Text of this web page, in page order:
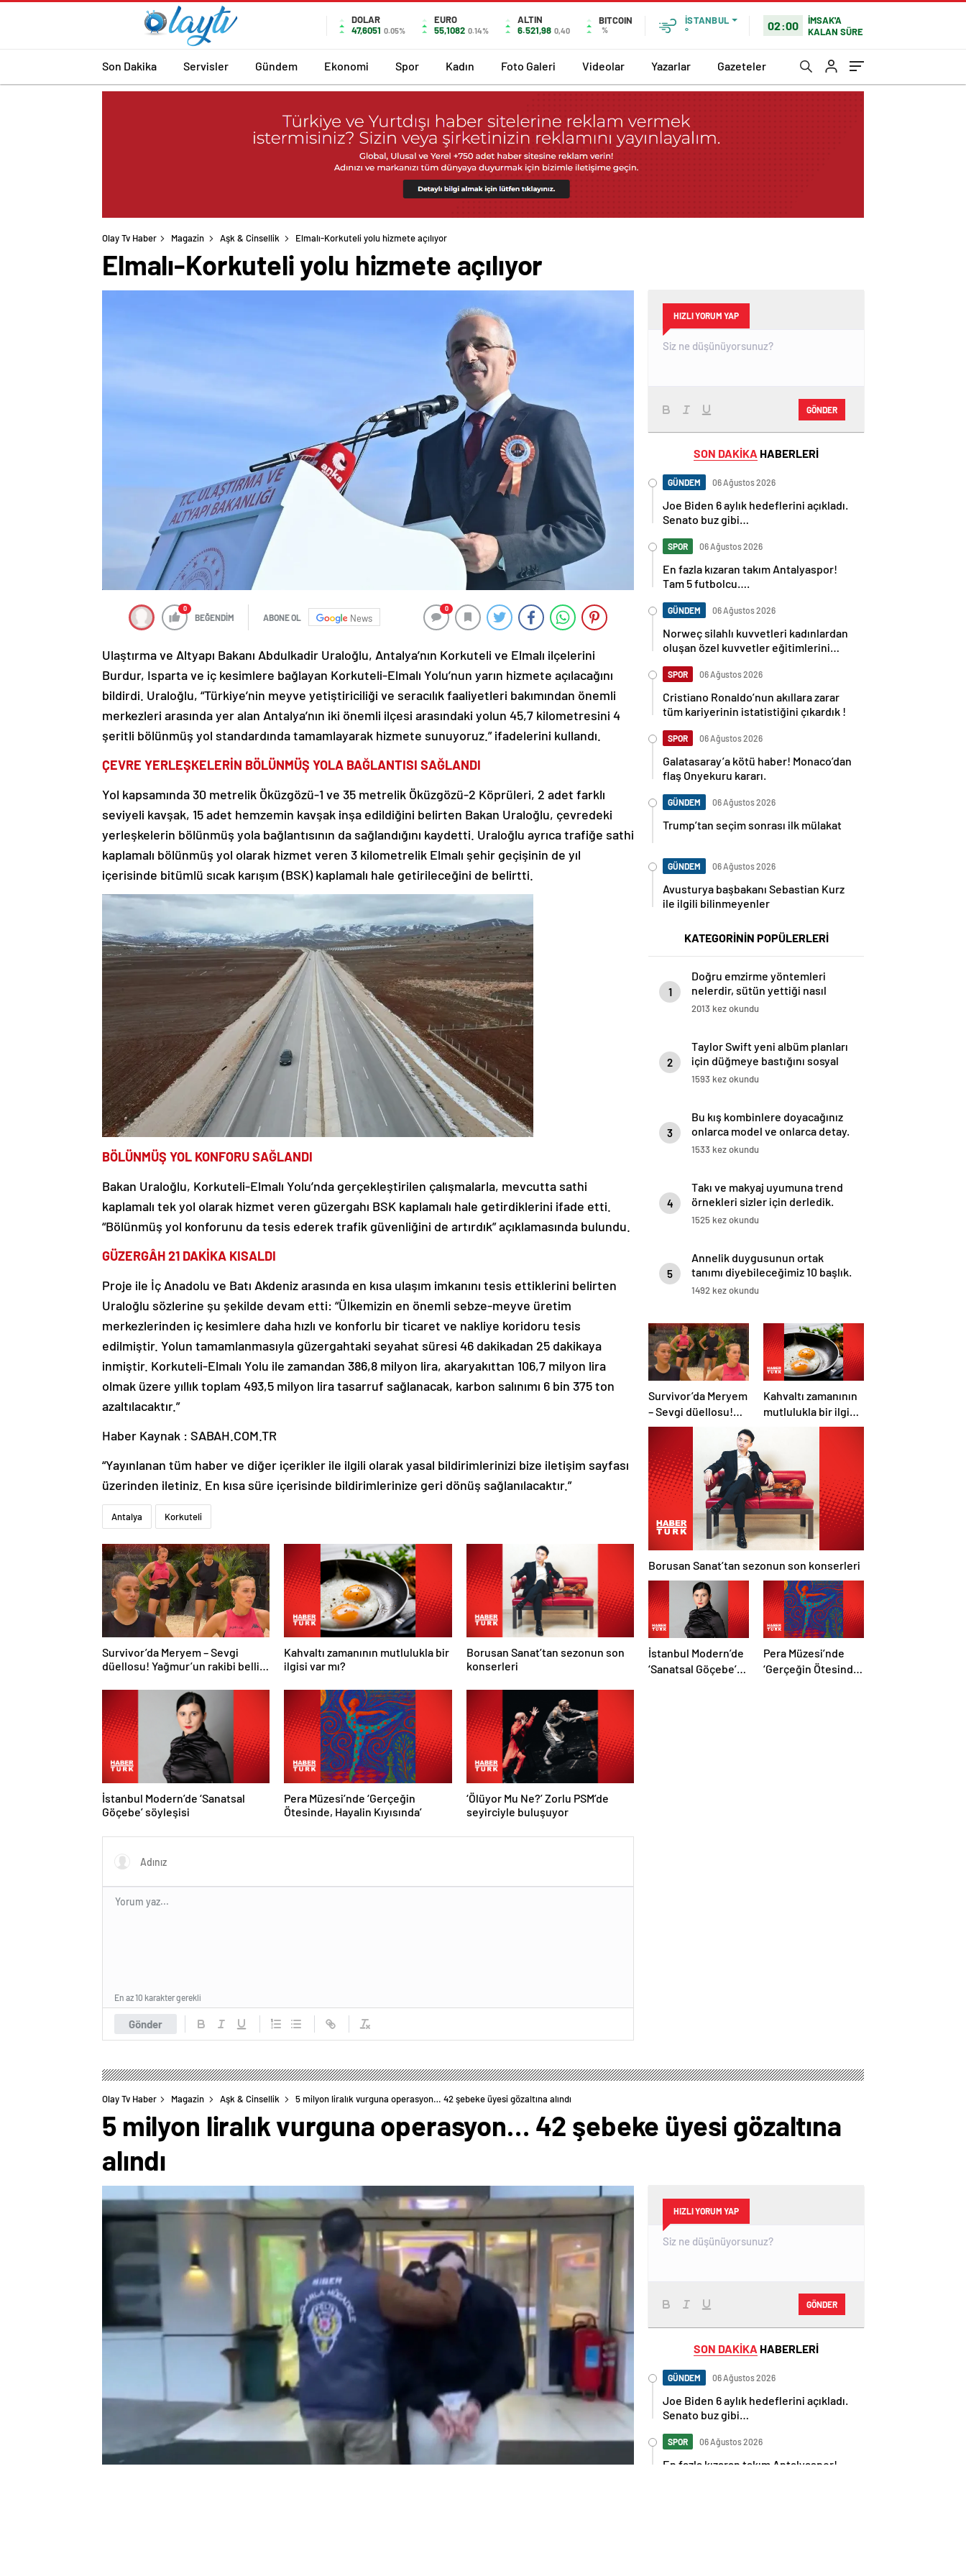
DOLAR
47,6051 0.05%
EURO
55,1082 0.14%
ALTIN
6.521,98 0,40
BITCOIN
%
İSTANBUL
°
02:00
İMSAK'A
KALAN SÜRE
Son Dakika Servisler Gündem Ekonomi Spor Kadın Foto Galeri Videolar Yazarlar Gazeteler
Olay Tv Haber Magazin Aşk & Cinsellik Elmalı-Korkuteli yolu hizmete açılıyor
Elmalı-Korkuteli yolu hizmete açılıyor
0
BEĞENDİM ABONE OL News
0
Ulaştırma ve Altyapı Bakanı Abdulkadir Uraloğlu, Antalya’nın Korkuteli ve Elmalı ilçelerini
Burdur, Isparta ve iç kesimlere bağlayan Korkuteli-Elmalı Yolu’nun yarın hizmete açılacağını
bildirdi. Uraloğlu, “Türkiye’nin meyve yetiştiriciliği ve seracılık faaliyetleri bakımından önemli
merkezleri arasında yer alan Antalya’nın iki önemli ilçesi arasındaki yolun 45,7 kilometresini 4
şeritli bölünmüş yol standardında tamamlayarak hizmete sunuyoruz.” ifadelerini kullandı.
ÇEVRE YERLEŞKELERİN BÖLÜNMÜŞ YOLA BAĞLANTISI SAĞLANDI
Yol kapsamında 30 metrelik Öküzgözü-1 ve 35 metrelik Öküzgözü-2 Köprüleri, 2 adet farklı
seviyeli kavşak, 15 adet hemzemin kavşak inşa edildiğini belirten Bakan Uraloğlu, çevredeki
yerleşkelerin bölünmüş yola bağlantısının da sağlandığını kaydetti. Uraloğlu ayrıca trafiğe sathi
kaplamalı bölünmüş yol olarak hizmet veren 3 kilometrelik Elmalı şehir geçişinin de yıl
içerisinde bitümlü sıcak karışım (BSK) kaplamalı hale getirileceğini de belirtti.
BÖLÜNMÜŞ YOL KONFORU SAĞLANDI
Bakan Uraloğlu, Korkuteli-Elmalı Yolu’nda gerçekleştirilen çalışmalarla, mevcutta sathi
kaplamalı tek yol olarak hizmet veren güzergahı BSK kaplamalı hale getirdiklerini ifade etti.
“Bölünmüş yol konforunu da tesis ederek trafik güvenliğini de artırdık” açıklamasında bulundu.
GÜZERGÂH 21 DAKİKA KISALDI
Proje ile İç Anadolu ve Batı Akdeniz arasında en kısa ulaşım imkanını tesis ettiklerini belirten
Uraloğlu sözlerine şu şekilde devam etti: “Ülkemizin en önemli sebze-meyve üretim
merkezlerinden iç kesimlere daha hızlı ve konforlu bir ticaret ve nakliye koridoru tesis
edilmiştir. Yolun tamamlanmasıyla güzergahtaki seyahat süresi 46 dakikadan 25 dakikaya
inmiştir. Korkuteli-Elmalı Yolu ile zamandan 386,8 milyon lira, akaryakıttan 106,7 milyon lira
olmak üzere yıllık toplam 493,5 milyon lira tasarruf sağlanacak, karbon salınımı 6 bin 375 ton
azaltılacaktır.”
Haber Kaynak : SABAH.COM.TR
“Yayınlanan tüm haber ve diğer içerikler ile ilgili olarak yasal bildirimlerinizi bize iletişim sayfası
üzerinden iletiniz. En kısa süre içerisinde bildirimlerinize geri dönüş sağlanılacaktır.”
Antalya Korkuteli
Survivor’da Meryem – Sevgi
düellosu! Yağmur’un rakibi belli
Kahvaltı zamanının mutlulukla bir
ilgisi var mı?
Borusan Sanat’tan sezonun son
konserleri
İstanbul Modern’de ‘Sanatsal
Göçebe’ söyleşisi
Pera Müzesi’nde ‘Gerçeğin
Ötesinde, Hayalin Kıyısında’
‘Ölüyor Mu Ne?’ Zorlu PSM’de
seyirciyle buluşuyor
Gönder
En az 10 karakter gerekli
HIZLI YORUM YAP
GÖNDER
SON DAKİKA HABERLERİ
GÜNDEM 06 Ağustos 2026
Joe Biden 6 aylık hedeflerini açıkladı.
Senato buz gibi…
SPOR 06 Ağustos 2026
En fazla kızaran takım Antalyaspor!
Tam 5 futbolcu….
GÜNDEM 06 Ağustos 2026
Norweç silahlı kuvvetleri kadınlardan
oluşan özel kuvvetler eğitimlerini
SPOR 06 Ağustos 2026
Cristiano Ronaldo’nun akıllara zarar
tüm kariyerinin istatistiğini çıkardık !
SPOR 06 Ağustos 2026
Galatasaray’a kötü haber! Monaco’dan
flaş Onyekuru kararı.
GÜNDEM 06 Ağustos 2026
Trump’tan seçim sonrası ilk mülakat
GÜNDEM 06 Ağustos 2026
Avusturya başbakanı Sebastian Kurz
ile ilgili bilinmeyenler
KATEGORİNİN POPÜLERLERİ
1
Doğru emzirme yöntemleri
nelerdir, sütün yettiği nasıl
anlaşılır?
2013 kez okundu
2
Taylor Swift yeni albüm planları
için düğmeye bastığını sosyal
medyadan duyurdu!
1593 kez okundu
3
Bu kış kombinlere doyacağınız
onlarca model ve onlarca detay.
1533 kez okundu
4
Takı ve makyaj uyumuna trend
örnekleri sizler için derledik.
1525 kez okundu
5
Annelik duygusunun ortak
tanımı diyebileceğimiz 10 başlık.
1492 kez okundu
Survivor’da Meryem
– Sevgi düellosu!
Yağmur’un rakibi
Kahvaltı zamanının
mutlulukla bir ilgisi
Borusan Sanat’tan sezonun son konserleri
İstanbul Modern’de
‘Sanatsal Göçebe’
Pera Müzesi’nde
‘Gerçeğin Ötesinde,
Olay Tv Haber Magazin Aşk & Cinsellik 5 milyon liralık vurguna operasyon… 42 şebeke üyesi gözaltına alındı
5 milyon liralık vurguna operasyon… 42 şebeke üyesi gözaltına
alındı
HIZLI YORUM YAP
GÖNDER
SON DAKİKA HABERLERİ
GÜNDEM 06 Ağustos 2026
Joe Biden 6 aylık hedeflerini açıkladı.
Senato buz gibi…
SPOR 06 Ağustos 2026
En fazla kızaran takım Antalyaspor!